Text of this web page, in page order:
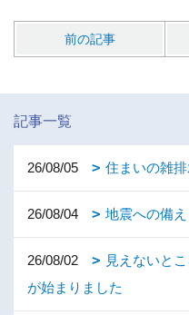
前の記事
記事一覧
26/08/05 住まいの雑
26/08/04 地震への備え
26/08/02
見えないと
が始まりました